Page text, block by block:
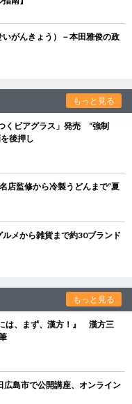
がんきょう）－本田雅俊の政
もっと見る
くビアグラス」発売 “強制
後押し
店監修から冷製うどんまで“夏
メから雑貨まで約30ブランド
もっと見る
は、まず、漢方！』 漢方三
島市で公開講座、オンライン